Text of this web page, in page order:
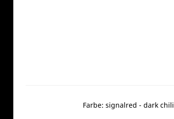
Farbe: signalred - dark chili